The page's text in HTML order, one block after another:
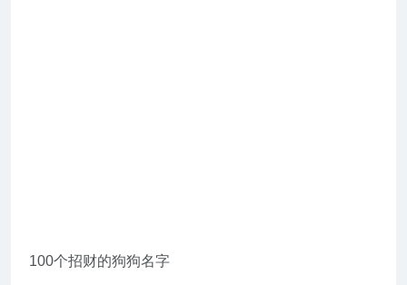
100个招财的狗狗名字